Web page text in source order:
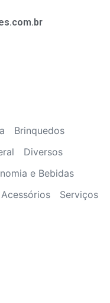
Brinquedos
Diversos
e Bebidas
Serviços